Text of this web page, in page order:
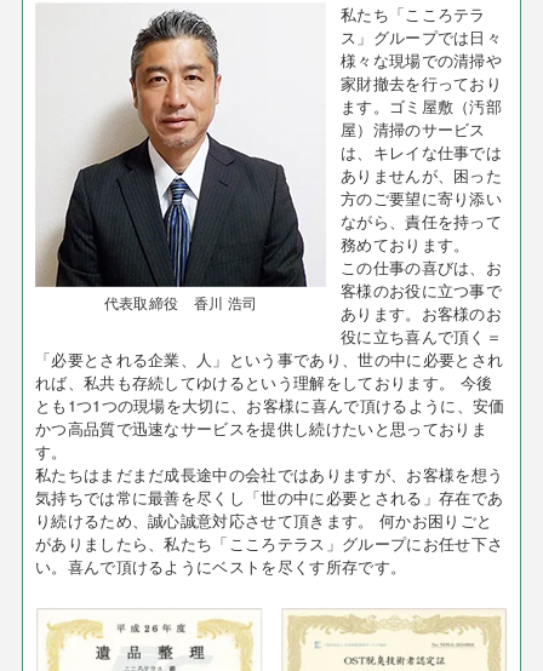
代表取締役 香川 浩司
私たち「こころテラ
ス」グループでは日々
様々な現場での清掃や
家財撤去を行っており
ます。ゴミ屋敷（汚部
屋）清掃のサービス
は、キレイな仕事では
ありませんが、困った
方のご要望に寄り添い
ながら、責任を持って
務めております。
この仕事の喜びは、お
客様のお役に立つ事で
あります。お客様のお
役に立ち喜んで頂く＝
「必要とされる企業、人」という事であり、世の中に必要とされ
れば、私共も存続してゆけるという理解をしております。 今後
とも1つ1つの現場を大切に、お客様に喜んで頂けるように、安価
かつ高品質で迅速なサービスを提供し続けたいと思っておりま
す。
私たちはまだまだ成長途中の会社ではありますが、お客様を想う
気持ちでは常に最善を尽くし「世の中に必要とされる」存在であ
り続けるため、誠心誠意対応させて頂きます。 何かお困りごと
がありましたら、私たち「こころテラス」グループにお任せ下さ
い。喜んで頂けるようにベストを尽くす所存です。